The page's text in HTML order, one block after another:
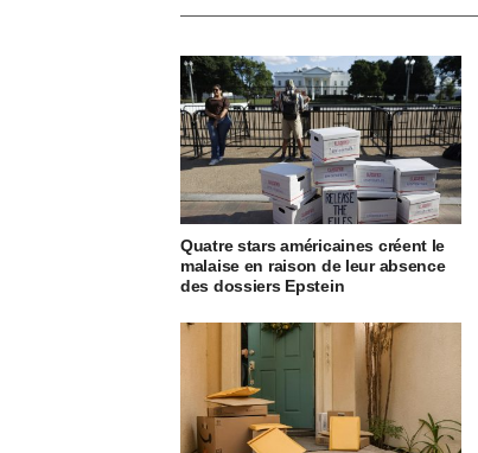
Quatre stars américaines créent le
malaise en raison de leur absence
des dossiers Epstein